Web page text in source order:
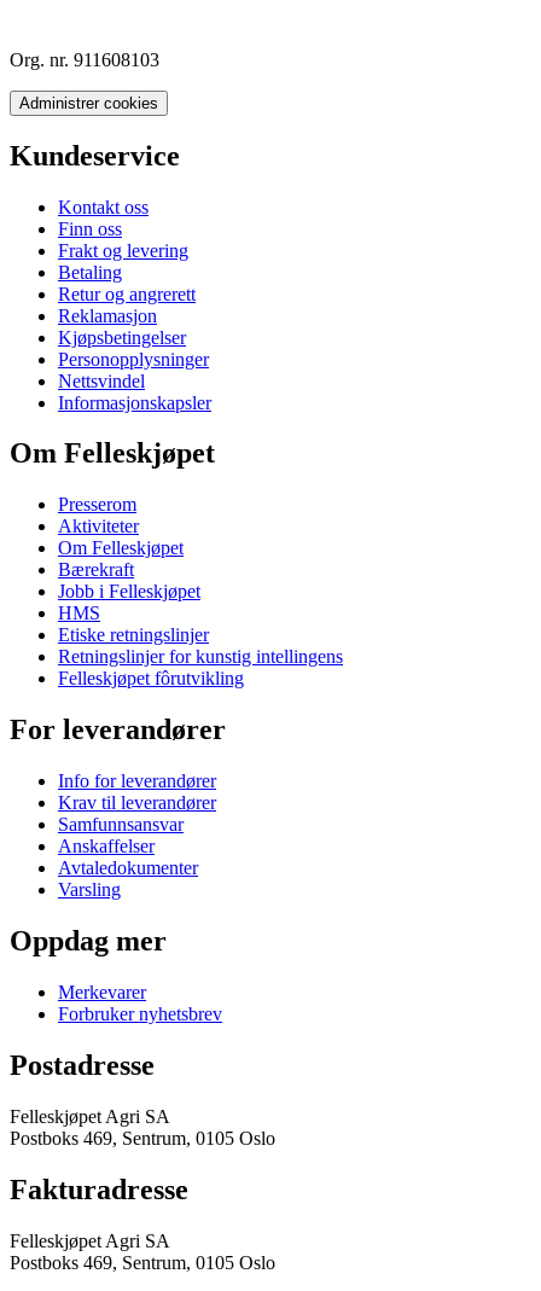
Org. nr. 911608103
Administrer cookies
Kundeservice
Kontakt oss
Finn oss
Frakt og levering
Betaling
Retur og angrerett
Reklamasjon
Kjøpsbetingelser
Personopplysninger
Nettsvindel
Informasjonskapsler
Om Felleskjøpet
Presserom
Aktiviteter
Om Felleskjøpet
Bærekraft
Jobb i Felleskjøpet
HMS
Etiske retningslinjer
Retningslinjer for kunstig intellingens
Felleskjøpet fôrutvikling
For leverandører
Info for leverandører
Krav til leverandører
Samfunnsansvar
Anskaffelser
Avtaledokumenter
Varsling
Oppdag mer
Merkevarer
Forbruker nyhetsbrev
Postadresse
Felleskjøpet Agri SA
Postboks 469, Sentrum, 0105 Oslo
Fakturadresse
Felleskjøpet Agri SA
Postboks 469, Sentrum, 0105 Oslo